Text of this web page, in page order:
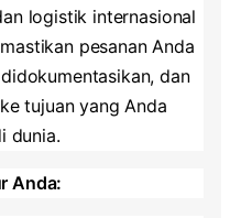
logistik internasional
pesanan Anda
dan
tujuan yang Anda
dunia.
Anda:​